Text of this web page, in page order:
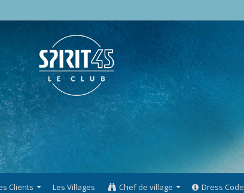
Clients Les Villages Chef de village Dress Code